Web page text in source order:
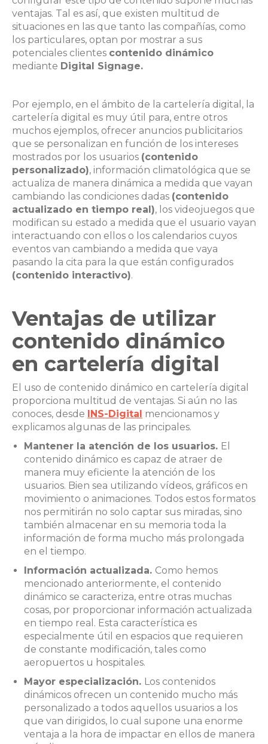
ventajas. Tal es así, que existen multitud de
situaciones en las que tanto las compañías, como
los particulares, optan por mostrar a sus
potenciales clientes contenido dinámico
mediante Digital Signage.
Por ejemplo, en el ámbito de la cartelería digital, la
cartelería digital es muy útil para, entre otros
muchos ejemplos, ofrecer anuncios publicitarios
que se personalizan en función de los intereses
mostrados por los usuarios (contenido
personalizado), información climatológica que se
actualiza de manera dinámica a medida que vayan
cambiando las condiciones dadas (contenido
actualizado en tiempo real), los videojuegos que
modifican su estado a medida que el usuario vayan
interactuando con ellos o los calendarios cuyos
eventos van cambiando a medida que vaya
pasando la cita para la que están configurados
(contenido interactivo).
Ventajas de utilizar
contenido dinámico
en cartelería digital
El uso de contenido dinámico en cartelería digital
proporciona multitud de ventajas. Si aún no las
conoces, desde
INS-Digital mencionamos y
explicamos algunas de las principales.
Mantener la atención de los usuarios. El
contenido dinámico es capaz de atraer de
manera muy eficiente la atención de los
usuarios. Bien sea utilizando vídeos, gráficos en
movimiento o animaciones. Todos estos formatos
nos permitirán no solo captar sus miradas, sino
también almacenar en su memoria toda la
información de forma mucho más prolongada
en el tiempo.
Información actualizada. Como hemos
mencionado anteriormente, el contenido
dinámico se caracteriza, entre otras muchas
cosas, por proporcionar información actualizada
en tiempo real. Esta característica es
especialmente útil en espacios que requieren
de constante modificación, tales como
aeropuertos u hospitales.
Mayor especialización. Los contenidos
dinámicos ofrecen un contenido mucho más
personalizado a todos aquellos usuarios a los
que van dirigidos, lo cual supone una enorme
ventaja a la hora de impactar en ellos de manera